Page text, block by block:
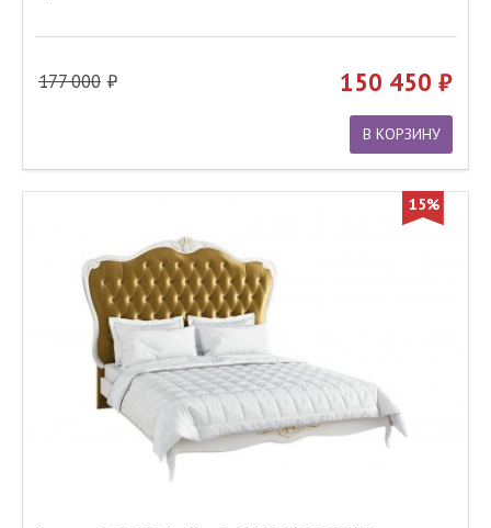
177 000 150 450
В КОРЗИНУ
15%